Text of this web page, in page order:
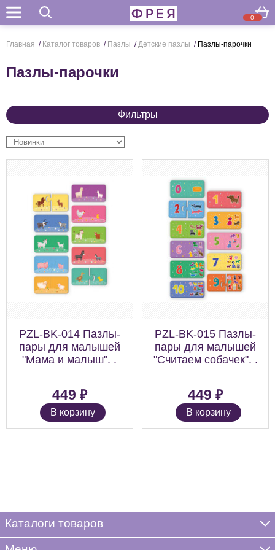
0
Поиск
Главная / Каталог товаров / Пазлы / Детские пазлы / Пазлы-парочки
Пазлы-парочки
Фильтры
PZL-BK-014 Пазлы-
пары для малышей
"Мама и малыш". .
449 ₽
В корзину
PZL-BK-015 Пазлы-
пары для малышей
"Считаем собачек". .
449 ₽
В корзину
Каталоги товаров